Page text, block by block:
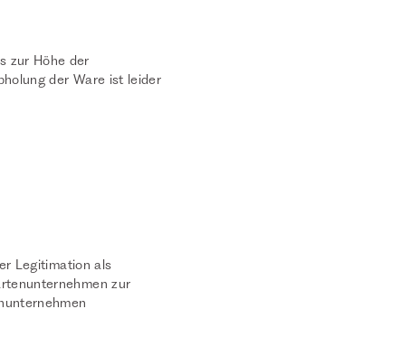
zur Höhe der
der Ware ist leider
Legitimation als
zur